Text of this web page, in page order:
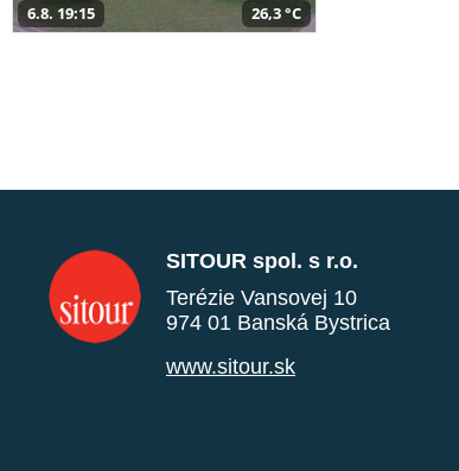
6.8. 19:15 26,3 °C
SITOUR spol. s r.o.
Terézie Vansovej 10
974 01 Banská Bystrica
www.sitour.sk